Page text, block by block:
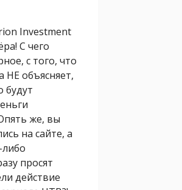
Investment
С чего
с того, что
НЕ объясняет,
будут
же, вы
на сайте, а
либо
просят
действие